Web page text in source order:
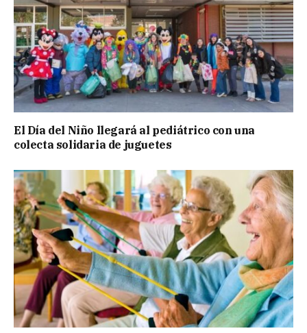
El Día del Niño llegará al pediátrico con una
colecta solidaria de juguetes